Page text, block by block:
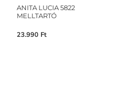
ANITA LUCIA 5822
MELLTARTÓ
23.990 Ft